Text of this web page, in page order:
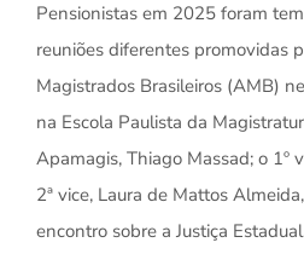
Pensionistas em 2025 foram
reuniões diferentes promovidas
Magistrados Brasileiros (AMB)
na Escola Paulista da
Apamagis, Thiago Massad; o 1º
2ª vice, Laura de Mattos
encontro sobre a Justiça